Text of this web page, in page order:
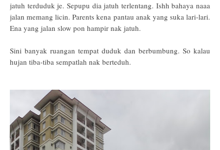
jatuh terduduk je. Sepupu dia jatuh terlentang. Ishh bahaya naaa
jalan memang licin. Parents kena pantau anak yang suka lari-lari.
Ena yang jalan slow pon hampir nak jatuh.
Sini banyak ruangan tempat duduk dan berbumbung. So kalau
hujan tiba-tiba sempatlah nak berteduh.